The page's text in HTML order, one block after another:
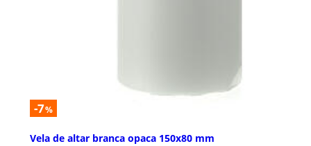
-7%
Vela de altar branca opaca 150x80 mm